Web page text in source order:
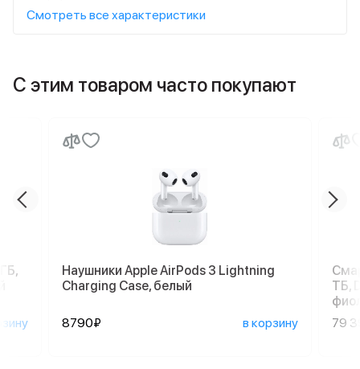
Смотреть все характеристики
С этим товаром часто покупают
Наушники Apple AirPods 3 Lightning
Charging Case, белый
8790₽ в корзину
ТБ,
79